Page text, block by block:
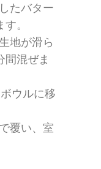
たバター
。
地が滑ら
間混ぜま
ウルに移
覆い、室